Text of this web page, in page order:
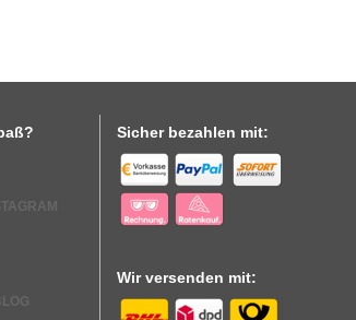
Sicher bezahlen mit:
Wir versenden mit: